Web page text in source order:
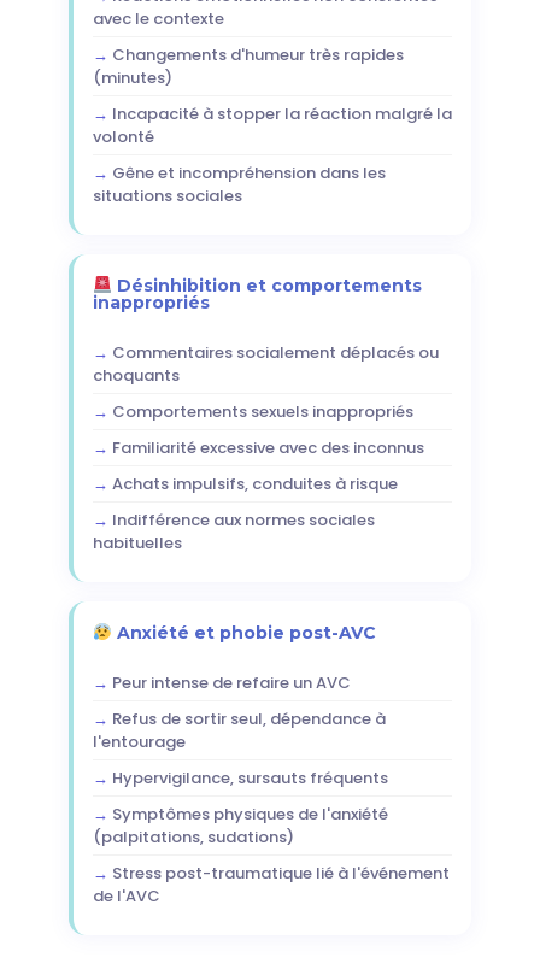
avec le contexte
Changements d'humeur très rapides
(minutes)
Incapacité à stopper la réaction malgré la
volonté
Gêne et incompréhension dans les
situations sociales
Désinhibition et comportements
inappropriés
Commentaires socialement déplacés ou
choquants
Comportements sexuels inappropriés
Familiarité excessive avec des inconnus
Achats impulsifs, conduites à risque
Indifférence aux normes sociales
habituelles
Anxiété et phobie post-AVC
Peur intense de refaire un AVC
Refus de sortir seul, dépendance à
l'entourage
Hypervigilance, sursauts fréquents
Symptômes physiques de l'anxiété
(palpitations, sudations)
Stress post-traumatique lié à l'événement
de l'AVC